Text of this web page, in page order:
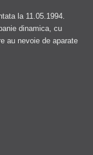
la 11.05.1994.
dinamica, cu
au nevoie de aparate